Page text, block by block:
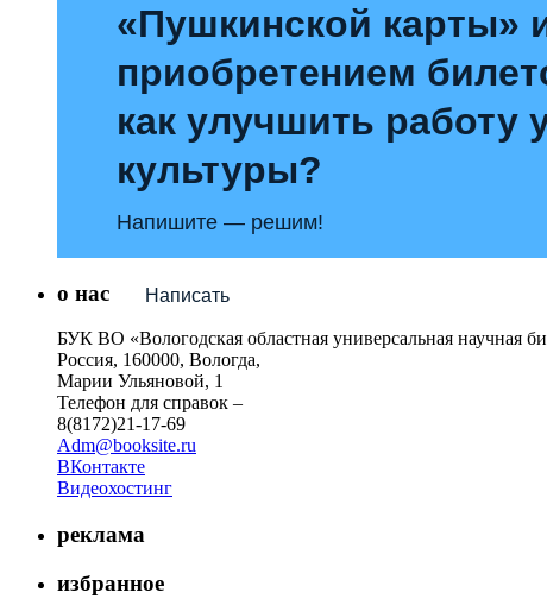
«Пушкинской карты»
приобретением
как улучшить работу
культуры?
Напишите — решим!
Написать
о нас
БУК ВО «Вологодская областная универсальная научная
Россия, 160000, Вологда,
Марии Ульяновой, 1
Телефон для справок –
8(8172)21-17-69
Adm@booksite.ru
ВКонтакте
Видеохостинг
реклама
избранное